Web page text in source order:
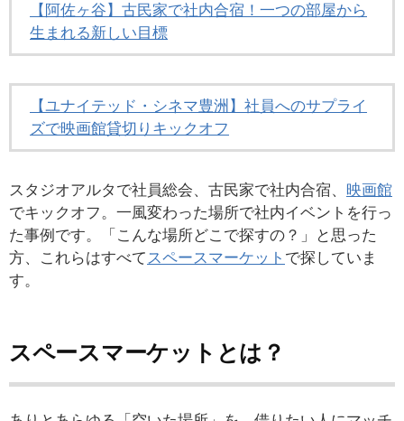
【阿佐ヶ谷】古民家で社内合宿！一つの部屋から
生まれる新しい目標
【ユナイテッド・シネマ豊洲】社員へのサプライ
ズで映画館貸切りキックオフ
スタジオアルタで社員総会、古民家で社内合宿、 映画館
でキックオフ。一風変わった場所で社内イベントを行っ
た事例です。「こんな場所どこで探すの？」と思った
方、これらはすべて スペースマーケット で探していま
す。
スペースマーケットとは？